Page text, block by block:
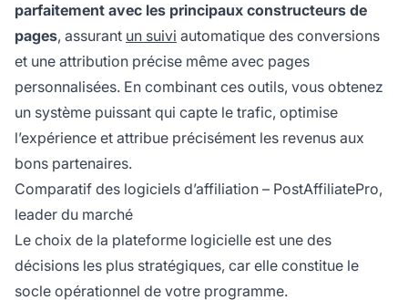
parfaitement avec les principaux constructeurs de
pages, assurant un suivi automatique des conversions
et une attribution précise même avec pages
personnalisées. En combinant ces outils, vous obtenez
un système puissant qui capte le trafic, optimise
l’expérience et attribue précisément les revenus aux
bons partenaires.
Comparatif des logiciels d’affiliation – PostAffiliatePro,
leader du marché
Le choix de la plateforme logicielle est une des
décisions les plus stratégiques, car elle constitue le
socle opérationnel de votre programme.